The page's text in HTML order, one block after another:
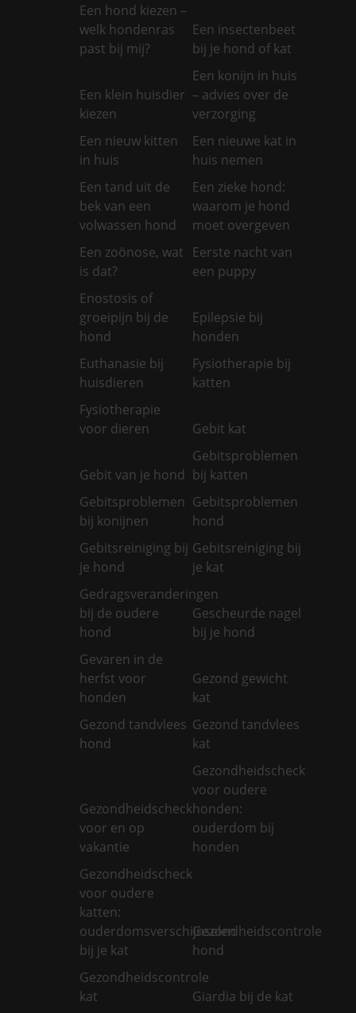
Een hond kiezen –
welk hondenras
past bij mij?
Een insectenbeet
bij je hond of kat
Een klein huisdier
kiezen
Een konijn in huis
– advies over de
verzorging
Een nieuw kitten
in huis
Een nieuwe kat in
huis nemen
Een tand uit de
bek van een
volwassen hond
Een zieke hond:
waarom je hond
moet overgeven
Een zoönose, wat
is dat?
Eerste nacht van
een puppy
Enostosis of
groeipijn bij de
hond
Epilepsie bij
honden
Euthanasie bij
huisdieren
Fysiotherapie bij
katten
Fysiotherapie
voor dieren
Gebit kat
Gebit van je hond
Gebitsproblemen
bij katten
Gebitsproblemen
bij konijnen
Gebitsproblemen
hond
Gebitsreiniging bij
je hond
Gebitsreiniging bij
je kat
Gedragsveranderingen
bij de oudere
hond
Gescheurde nagel
bij je hond
Gevaren in de
herfst voor
honden
Gezond gewicht
kat
Gezond tandvlees
hond
Gezond tandvlees
kat
Gezondheidscheck
voor en op
vakantie
Gezondheidscheck
voor oudere
honden:
ouderdom bij
honden
Gezondheidscheck
voor oudere
katten:
ouderdomsverschijnselen
bij je kat
Gezondheidscontrole
hond
Gezondheidscontrole
kat
Giardia bij de kat